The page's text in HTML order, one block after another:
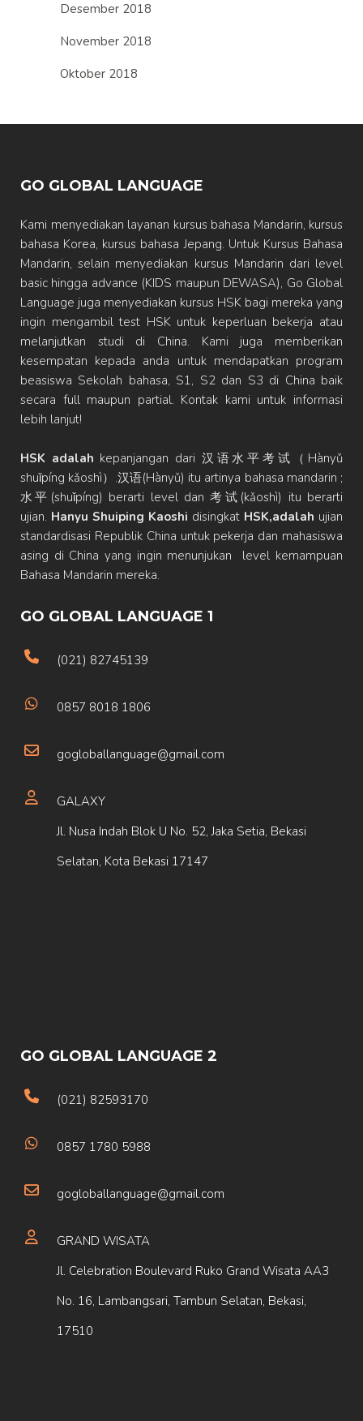
Desember 2018
November 2018
Oktober 2018
GO GLOBAL LANGUAGE
Kami menyediakan layanan kursus bahasa Mandarin, kursus
bahasa Korea, kursus bahasa Jepang. Untuk Kursus Bahasa
Mandarin, selain menyediakan kursus Mandarin dari level
basic hingga advance (KIDS maupun DEWASA), Go Global
Language juga menyediakan kursus HSK bagi mereka yang
ingin mengambil test HSK untuk keperluan bekerja atau
melanjutkan studi di China. Kami juga memberikan
kesempatan kepada anda untuk mendapatkan program
beasiswa Sekolah bahasa, S1, S2 dan S3 di China baik
secara full maupun partial. Kontak kami untuk informasi
lebih lanjut!
HSK adalah kepanjangan dari 汉语水平考试（Hànyǔ
shuǐpíng kǎoshì）.汉语(Hànyǔ) itu artinya bahasa mandarin ;
水平(shuǐpíng) berarti level dan 考试(kǎoshì) itu berarti
ujian. Hanyu Shuiping Kaoshi disingkat HSK,adalah ujian
standardisasi Republik China untuk pekerja dan mahasiswa
asing di China yang ingin menunjukan level kemampuan
Bahasa Mandarin mereka.
GO GLOBAL LANGUAGE 1
(021) 82745139
0857 8018 1806
gogloballanguage@gmail.com
GALAXY
Jl. Nusa Indah Blok U No. 52, Jaka Setia, Bekasi
Selatan, Kota Bekasi 17147
GO GLOBAL LANGUAGE 2
(021) 82593170
0857 1780 5988
gogloballanguage@gmail.com
GRAND WISATA
Jl. Celebration Boulevard Ruko Grand Wisata AA3
No. 16, Lambangsari, Tambun Selatan, Bekasi,
17510